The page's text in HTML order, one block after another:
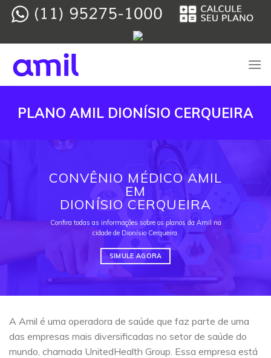
Skip
PLANO AMIL DIONÍSIO CERQUEIRA
CONVÊNIO MÉDICO AMIL
EM
DIONÍSIO CERQUEIRA
Confira todas as informações sobre os planos da Amil na
cidade de Dionísio Cerqueira.
SIMULE AGORA
A Amil é uma operadora de saúde que faz parte de uma
das empresas mais diversificadas no setor de saúde do
mundo, chamada UnitedHealth Group. Essa empresa está